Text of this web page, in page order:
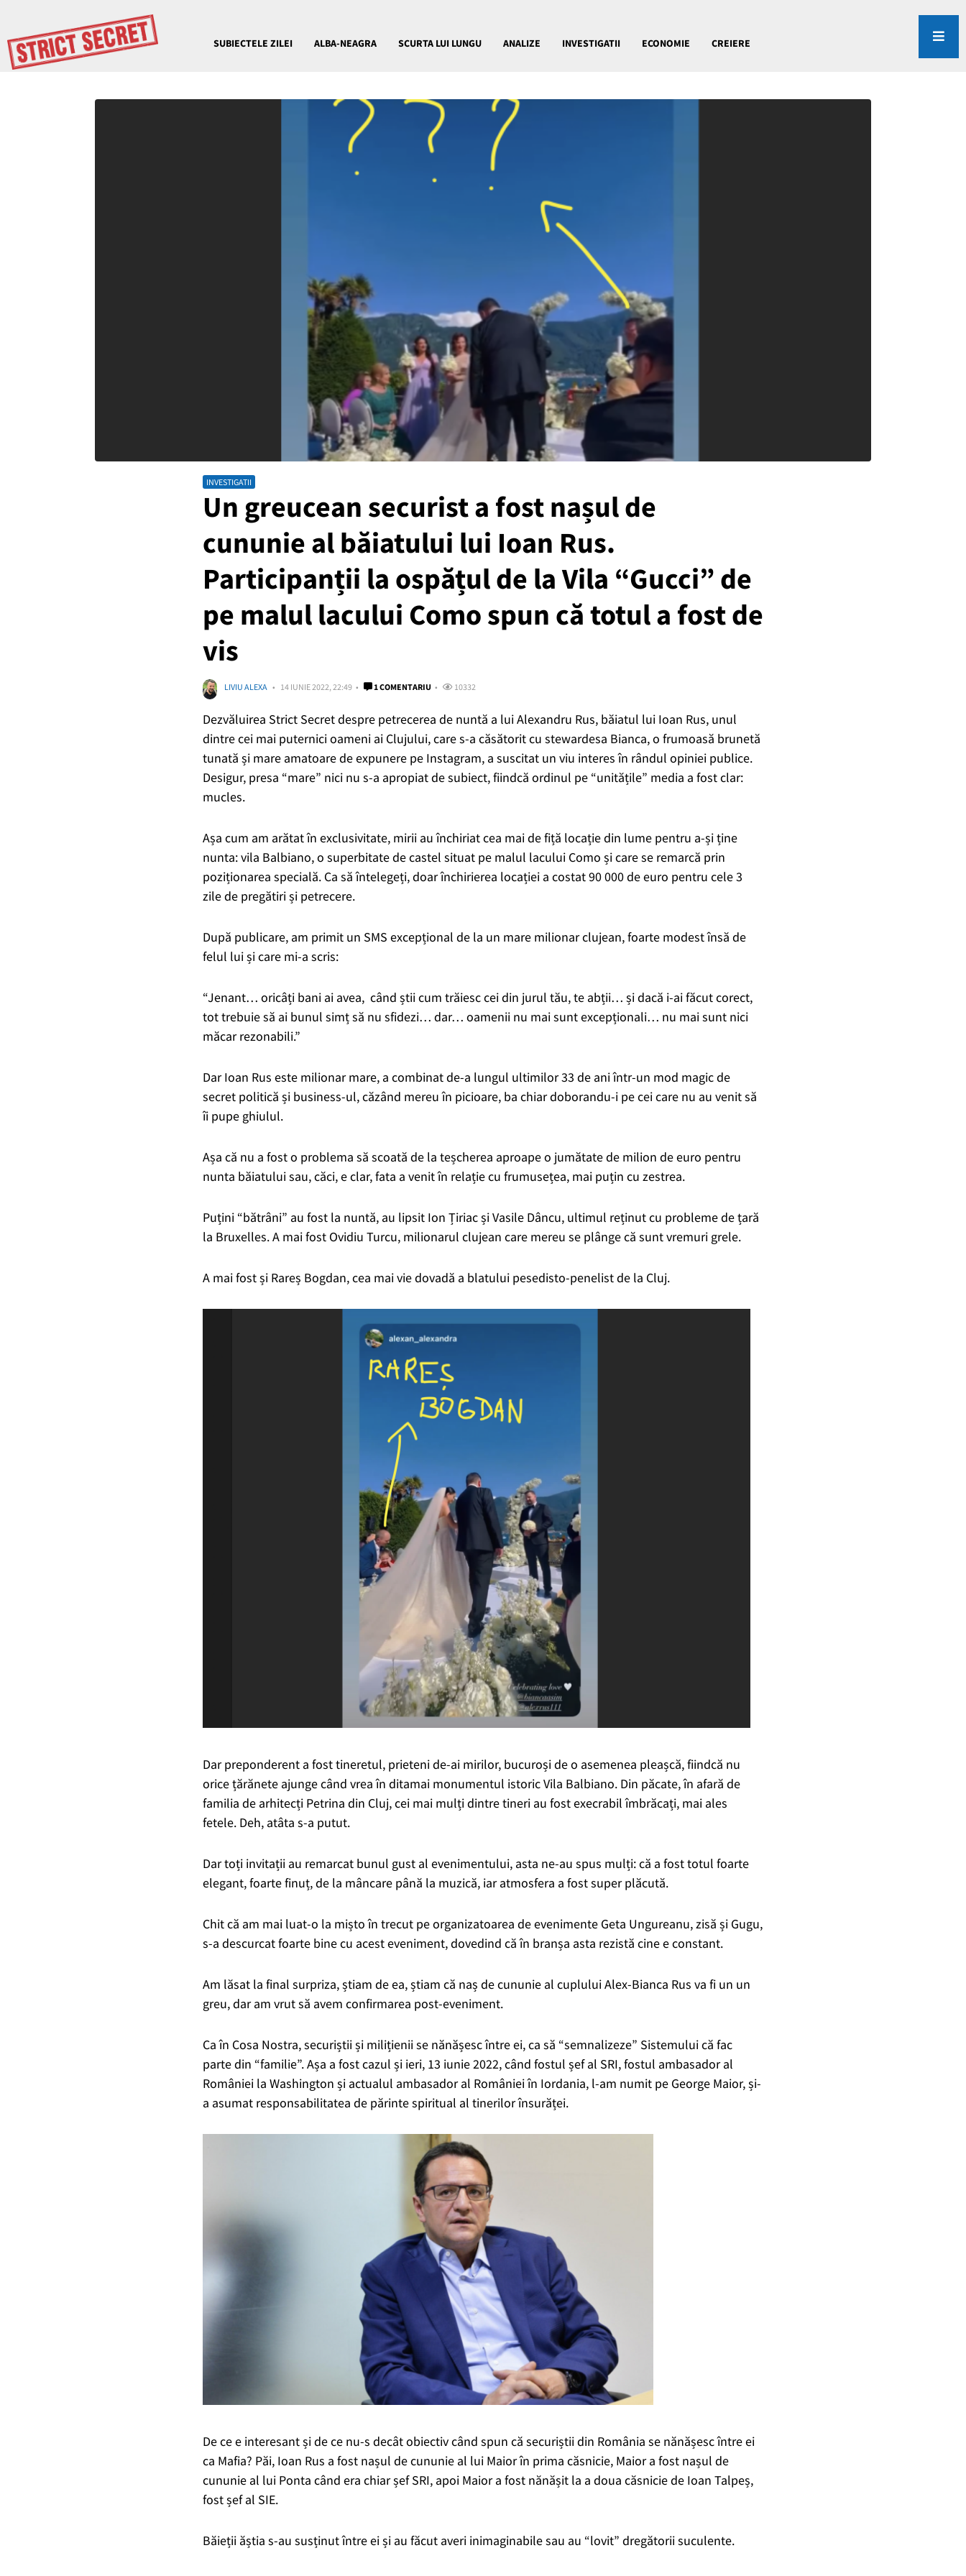
SUBIECTELE ZILEI ALBA-NEAGRA SCURTA LUI LUNGU ANALIZE INVESTIGATII ECONOMIE CREIERE
INVESTIGATII
Un greucean securist a fost nașul de
cununie al băiatului lui Ioan Rus.
Participanții la ospățul de la Vila “Gucci” de
pe malul lacului Como spun că totul a fost de
vis
LIVIU ALEXA 14 IUNIE 2022, 22:49 1 COMENTARIU 10332
Dezvăluirea Strict Secret despre petrecerea de nuntă a lui Alexandru Rus, băiatul lui Ioan Rus, unul
dintre cei mai puternici oameni ai Clujului, care s-a căsătorit cu stewardesa Bianca, o frumoasă brunetă
tunată și mare amatoare de expunere pe Instagram, a suscitat un viu interes în rândul opiniei publice.
Desigur, presa “mare” nici nu s-a apropiat de subiect, fiindcă ordinul pe “unitățile” media a fost clar:
mucles.
Așa cum am arătat în exclusivitate, mirii au închiriat cea mai de fiță locație din lume pentru a-și ține
nunta: vila Balbiano, o superbitate de castel situat pe malul lacului Como și care se remarcă prin
poziționarea specială. Ca să întelegeți, doar închirierea locației a costat 90 000 de euro pentru cele 3
zile de pregătiri și petrecere.
După publicare, am primit un SMS excepțional de la un mare milionar clujean, foarte modest însă de
felul lui și care mi-a scris:
“Jenant… oricâți bani ai avea, când știi cum trăiesc cei din jurul tău, te abții… și dacă i-ai făcut corect,
tot trebuie să ai bunul simț să nu sfidezi… dar… oamenii nu mai sunt excepționali… nu mai sunt nici
măcar rezonabili.”
Dar Ioan Rus este milionar mare, a combinat de-a lungul ultimilor 33 de ani într-un mod magic de
secret politică și business-ul, căzând mereu în picioare, ba chiar doborandu-i pe cei care nu au venit să
îi pupe ghiulul.
Așa că nu a fost o problema să scoată de la teșcherea aproape o jumătate de milion de euro pentru
nunta băiatului sau, căci, e clar, fata a venit în relație cu frumusețea, mai puțin cu zestrea.
Puțini “bătrâni” au fost la nuntă, au lipsit Ion Țiriac și Vasile Dâncu, ultimul reținut cu probleme de țară
la Bruxelles. A mai fost Ovidiu Turcu, milionarul clujean care mereu se plânge că sunt vremuri grele.
A mai fost și Rareș Bogdan, cea mai vie dovadă a blatului pesedisto-penelist de la Cluj.
Dar preponderent a fost tineretul, prieteni de-ai mirilor, bucuroși de o asemenea pleașcă, fiindcă nu
orice țărănete ajunge când vrea în ditamai monumentul istoric Vila Balbiano. Din păcate, în afară de
familia de arhitecți Petrina din Cluj, cei mai mulți dintre tineri au fost execrabil îmbrăcați, mai ales
fetele. Deh, atâta s-a putut.
Dar toți invitații au remarcat bunul gust al evenimentului, asta ne-au spus mulți: că a fost totul foarte
elegant, foarte finuț, de la mâncare până la muzică, iar atmosfera a fost super plăcută.
Chit că am mai luat-o la mișto în trecut pe organizatoarea de evenimente Geta Ungureanu, zisă și Gugu,
s-a descurcat foarte bine cu acest eveniment, dovedind că în branșa asta rezistă cine e constant.
Am lăsat la final surpriza, știam de ea, știam că naș de cununie al cuplului Alex-Bianca Rus va fi un un
greu, dar am vrut să avem confirmarea post-eveniment.
Ca în Cosa Nostra, securiștii și milițienii se nănășesc între ei, ca să “semnalizeze” Sistemului că fac
parte din “familie”. Așa a fost cazul și ieri, 13 iunie 2022, când fostul șef al SRI, fostul ambasador al
României la Washington și actualul ambasador al României în Iordania, l-am numit pe George Maior, și-
a asumat responsabilitatea de părinte spiritual al tinerilor însurăței.
De ce e interesant și de ce nu-s decât obiectiv când spun că securiștii din România se nănășesc între ei
ca Mafia? Păi, Ioan Rus a fost nașul de cununie al lui Maior în prima căsnicie, Maior a fost nașul de
cununie al lui Ponta când era chiar șef SRI, apoi Maior a fost nănășit la a doua căsnicie de Ioan Talpeș,
fost șef al SIE.
Băieții ăștia s-au susținut între ei și au făcut averi inimaginabile sau au “lovit” dregătorii suculente.